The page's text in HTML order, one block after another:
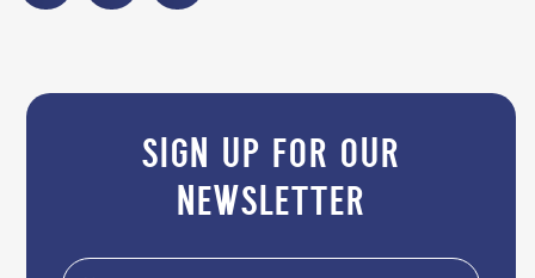
sign up for our
newsletter